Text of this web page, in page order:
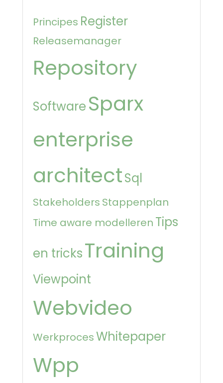
Principes Register
Releasemanager
Repository
Software Sparx
enterprise
architectSql
Stakeholders Stappenplan
Time aware modelleren Tips
en tricksTraining
Viewpoint
Webvideo
WerkprocesWhitepaper
Wpp